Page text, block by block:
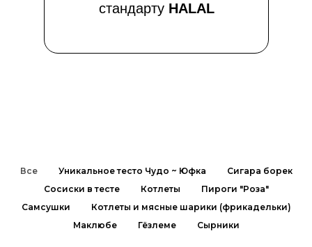
стандарту HALAL
Все Уникальное тесто Чудо ~ Юфка
Сигара борек
Сосиски в тесте
Котлеты
Пироги "Роза"
Самсушки
Котлеты и мясные шарики (фрикадельки)
Маклюбе
Гёзлеме Сырники